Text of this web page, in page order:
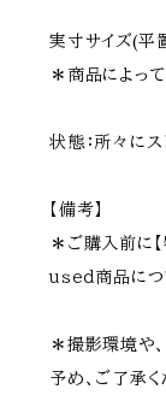
実寸サイズ(平
＊商品によっ
状態：所々にス
【備考】
＊ご購入前に
ｕｓｅｄ商品
＊撮影環境や
予め、ご了承く